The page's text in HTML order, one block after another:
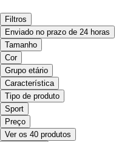
Filtros
Enviado no prazo de 24 horas
Tamanho
Cor
Grupo etário
Característica
Tipo de produto
Sport
Preço
Ver os 40 produtos